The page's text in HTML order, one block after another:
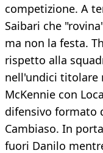
competizione. A
Saibari che
ma non la festa.
rispetto alla
nell'undici titolare
McKennie con
difensivo formato
Cambiaso. In
fuori Danilo